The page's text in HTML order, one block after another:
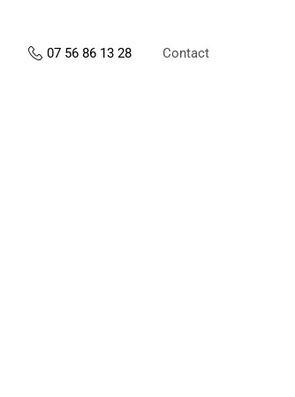
07 56 86 13 28 Contact